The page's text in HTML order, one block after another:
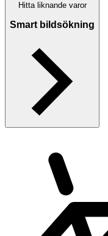
Hitta liknande varor
Smart bildsökning